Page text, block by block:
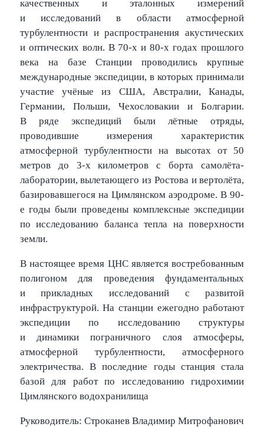
качественных и эталонных измерений
и исследований в области атмосферной
турбулентности и распространения акустических
и оптических волн. В 70-х и 80-х годах прошлого
века на базе Станции проводились крупные
международные экспедиции, в которых принимали
участие учёные из США, Австралии, Канады,
Германии, Польши, Чехословакии и Болгарии.
В ряде экспедиций были лётные отряды,
проводившие измерения характеристик
атмосферной турбулентности на высотах от 50
метров до 3-х километров с борта самолёта-
лаборатории, вылетающего из Ростова и вертолёта,
базировавшегося на Цимлянском аэродроме. В 90-
е годы были проведены комплексные экспедиции
по исследованию баланса тепла на поверхности
земли.
В настоящее время ЦНС является востребованным
полигоном для проведения фундаментальных
и прикладных исследований с развитой
инфраструктурой. На станции ежегодно работают
экспедиции по исследованию структуры
и динамики пограничного слоя атмосферы,
атмосферной турбулентности, атмосферного
электричества. В последние годы станция стала
базой для работ по исследованию гидрохимии
Цимлянского водохранилища
Руководитель: Строканев Владимир Митрофанович